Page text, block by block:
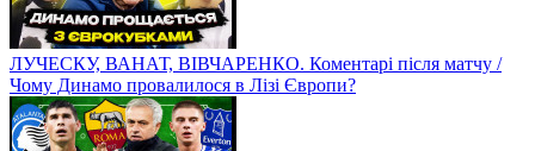
ЛУЧЕСКУ, ВАНАТ, ВІВЧАРЕНКО. Коментарі після матчу /
Чому Динамо провалилося в Лізі Європи?